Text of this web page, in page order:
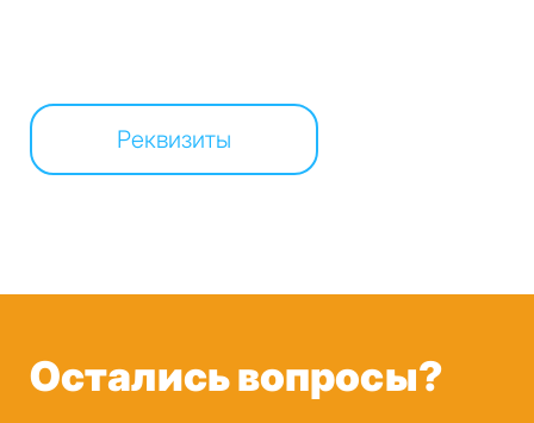
Реквизиты
Остались вопросы?